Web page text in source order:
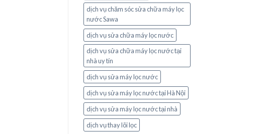
dịch vụ chăm sóc sửa chữa máy lọc
nước Sawa
dịch vụ sửa chữa máy lọc nước
dịch vụ sửa chữa máy lọc nước tại
nhà uy tín
dịch vụ sửa máy lọc nước
dịch vụ sửa máy lọc nước tại Hà Nội
dịch vụ sửa máy lọc nước tại nhà
dịch vụ thay lõi lọc